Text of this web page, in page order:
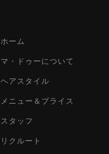
ホーム
マ・ドゥーについて
ヘアスタイル
メニュー＆プライス
スタッフ
リクルート